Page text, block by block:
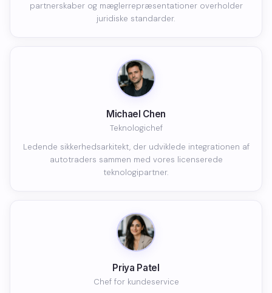
partnerskaber og mæglerrepræsentationer overholder
juridiske standarder.
Michael Chen
Teknologichef
Ledende sikkerhedsarkitekt, der udviklede integrationen af
autotraders sammen med vores licenserede
teknologipartner.
Priya Patel
Chef for kundeservice